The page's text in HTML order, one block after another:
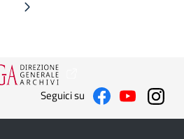
Seguici su